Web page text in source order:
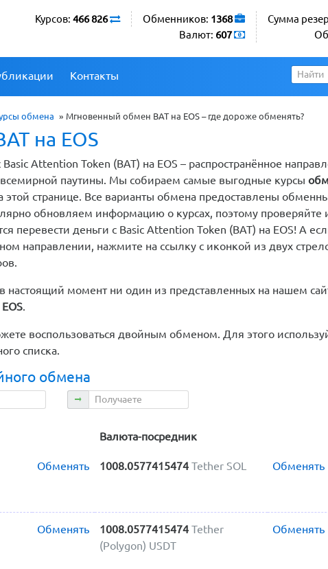
Сумма
Обменников: 1368
Валют: 607
Курсов: 466 826
Контакты
обмена » Мгновенный обмен BAT на EOS – где дороже обменять?
на EOS
Attention Token (BAT) на EOS – распространённое
всемирной паутины. Мы собираем самые выгодные курсы
этой странице. Все варианты обмена предоставлены
обновляем информацию о курсах, поэтому проверяйте
перевести деньги с Basic Attention Token (BAT) на EOS! А
направлении, нажмите на ссылку с иконкой из двух
настоящий момент ни один из представленных на нашем
EOS.
воспользоваться двойным обменом. Для этого
списка.
обмена
Получаете
Валюта-посредник
Обменять 1008.0577415474 Tether SOL
Обменять
Обменять 1008.0577415474 Tether
(Polygon) USDT
Обменять